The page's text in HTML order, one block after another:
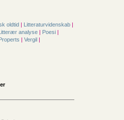
oldtid | Litteraturvidenskab |
analyse | Poesi |
| Vergil |